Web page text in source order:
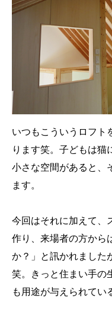
いつもこういうロフト
ります笑。子どもは猫
小さな空間があると、
ます。
今回はそれに加えて、
作り、来場者の方から
か？」と訊かれました
笑。きっと住まい手の
も用途が与えられてい